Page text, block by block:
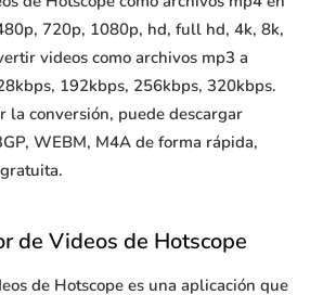
720p, 1080p, hd, full hd, 4k, 8k,
videos como archivos mp3 a
192kbps, 256kbps, 320kbps.
la conversión, puede descargar
WEBM, M4A de forma rápida,
de Videos de Hotscope
de Hotscope es una aplicación que